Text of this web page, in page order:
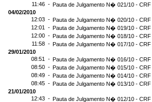
11:46 - Pauta de Julgamento N� 021/10 - CRF
04/02/2010
12:03 - Pauta de Julgamento N� 020/10 - CRF
12:01 - Pauta de Julgamento N� 019/10 - CRF
12:00 - Pauta de Julgamento N� 018/10 - CRF
11:58 - Pauta de Julgamento N� 017/10 - CRF
29/01/2010
08:51 - Pauta de Julgamento N� 016/10 - CRF
08:50 - Pauta de Julgamento N� 015/10 - CRF
08:49 - Pauta de Julgamento N� 014/10 - CRF
08:45 - Pauta de Julgamento N� 013/10 - CRF
21/01/2010
12:43 - Pauta de Julgamento N� 012/10 - CRF